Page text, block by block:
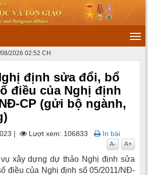
2026 02:52 CH
định sửa đổi, bổ
điều của Nghị định
CP (gửi bộ ngành,
| Lượt xem: 106833
In bài
A+
A-
xây dựng dự thảo Nghị định sửa
điều của Nghị định số 05/2011/NĐ-